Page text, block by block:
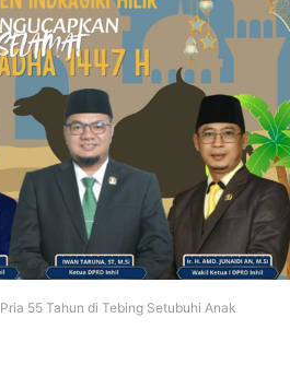
Pria 55 Tahun di Tebing Setubuhi Anak